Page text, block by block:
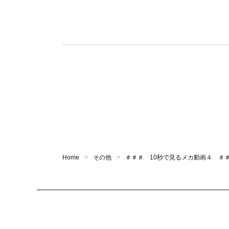
Home その他 ＃＃＃ 10秒で見るメカ動画４ ＃